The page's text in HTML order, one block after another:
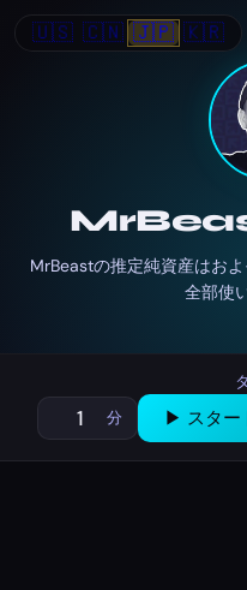
🇺🇸 🇨🇳 🇯🇵 🇰🇷
MrBeast
MrBeastの推定純資産はお
全部使
分
▶ スター